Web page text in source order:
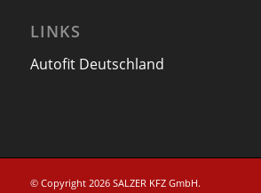
LINKS
Autofit Deutschland
© Copyright 2026 SALZER KFZ GmbH.